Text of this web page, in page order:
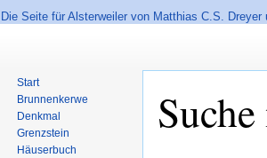
Die Seite für Alsterweiler von Matthias C.S. Dreyer
Start
Brunnenkerwe
Denkmal
Grenzstein
Häuserbuch